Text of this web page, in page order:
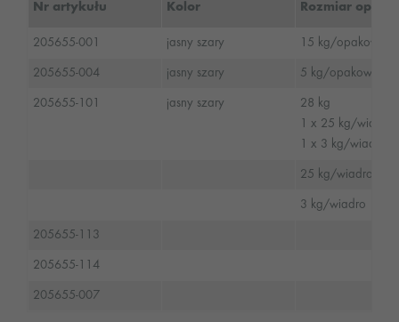
Nr artykułu Kolor Rozmiar
205655-001 jasny szary 15 kg/
205655-004 jasny szary 5 kg/opakowanie
205655-101 jasny szary
28 kg
1 x 25 kg/
1 x 3 kg/wiadro
25 kg/wiadro
3 kg/wiadro
205655-113
205655-114
205655-007